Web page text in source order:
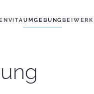
VITAUMGEBUNGBEIWERK